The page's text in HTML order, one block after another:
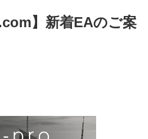
】新着EAのご案